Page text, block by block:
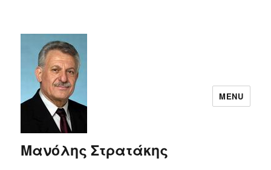
Μανόλης Στρατάκης
MENU